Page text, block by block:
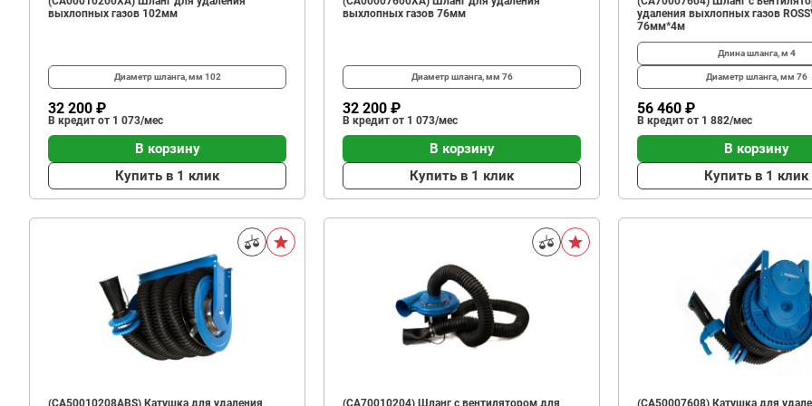
выхлопных газов 102мм
Диаметр шланга, мм 102
32 200 ₽
В кредит от 1 073/мес
В корзину
Купить в 1 клик
выхлопных газов 76мм
Диаметр шланга, мм 76
32 200 ₽
В кредит от 1 073/мес
В корзину
Купить в 1 клик
удаления выхлопных газов
76мм*4м
Длина шланга, м 4
Диаметр шланга, мм 76
56 460 ₽
В кредит от 1 882/мес
В корзину
Купить в 1 клик
(CA50010208ABS) Катушка для удаления (CA70010204) Шланг с вентилятором для (CA50007608) Катушка для